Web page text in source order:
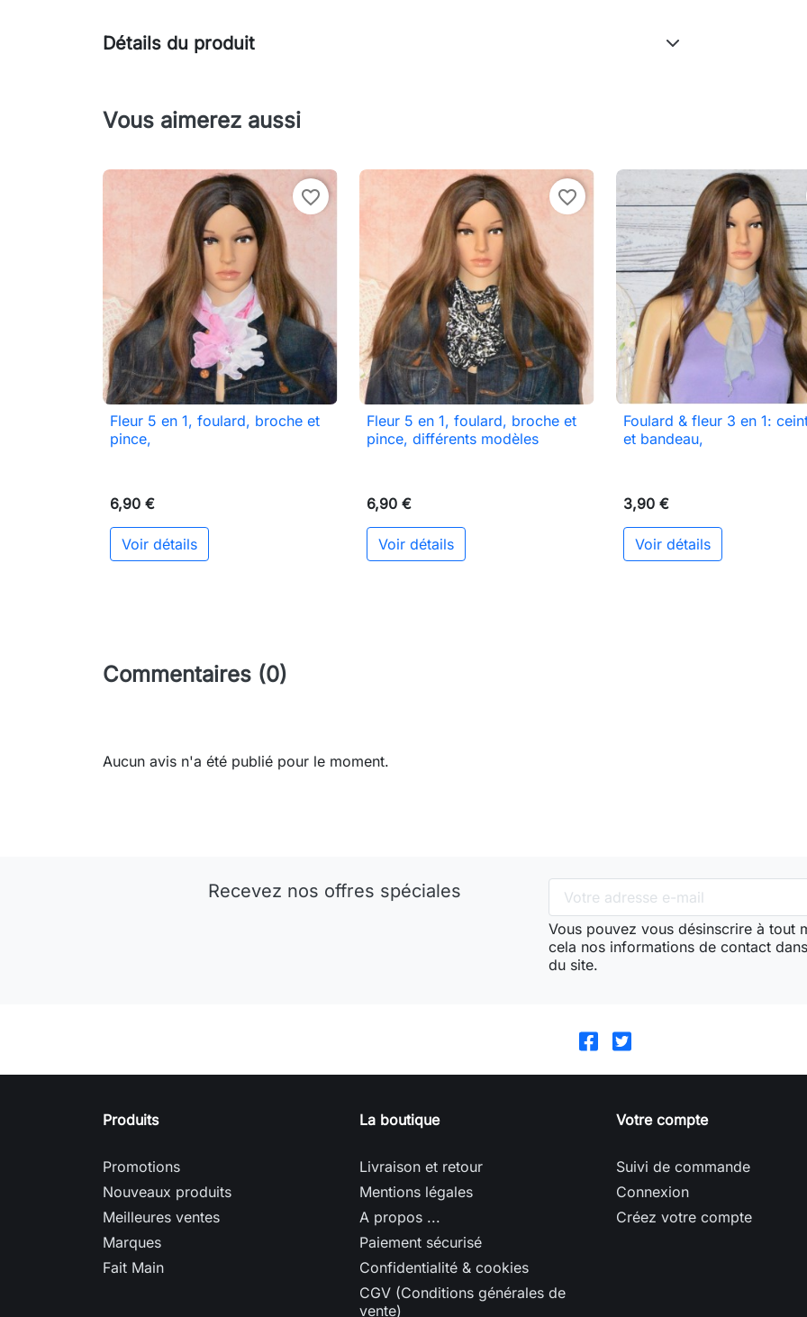
Détails du produit
Vous aimerez aussi
favorite_border
 Aperçu rapide
Fleur 5 en 1, foulard, broche et
pince,
6,90 €
Voir détails
favorite_border
 Aperçu rapide
Fleur 5 en 1, foulard, broche et
pince, différents modèles
6,90 €
Voir détails
 Aperçu rapide
Foulard & fleur 3 en 1:
et bandeau,
3,90 €
Voir détails
Commentaires (0)
Aucun avis n'a été publié pour le moment.
Recevez nos offres spéciales
Vous pouvez vous désinscrire à tout
cela nos informations de contact
du site.
Produits
Promotions
Nouveaux produits
Meilleures ventes
Marques
Fait Main
La boutique
Livraison et retour
Mentions légales
A propos ...
Paiement sécurisé
Confidentialité & cookies
CGV (Conditions générales de
vente)
Votre compte
Suivi de commande
Connexion
Créez votre compte